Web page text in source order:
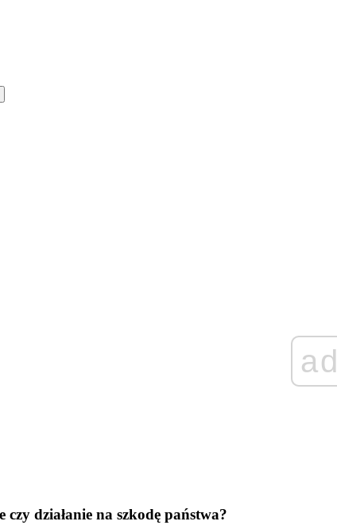
ad
działanie na szkodę państwa?